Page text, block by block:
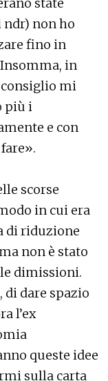
ndr) non ho
fino in
in
consiglio mi
più i
e con
scorse
in cui era
di riduzione
non è stato
dimissioni.
dare spazio
l’ex
queste idee
sulla carta